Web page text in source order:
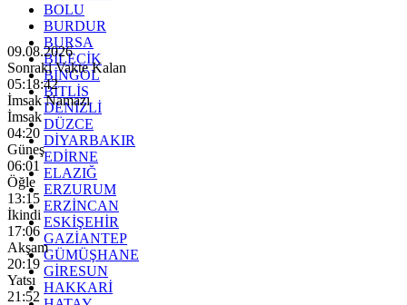
BOLU
BURDUR
BURSA
BİLECİK
BİNGÖL
BİTLİS
DENİZLİ
DÜZCE
DİYARBAKIR
EDİRNE
ELAZIĞ
ERZURUM
ERZİNCAN
ESKİŞEHİR
GAZİANTEP
GÜMÜŞHANE
GİRESUN
HAKKARİ
09.08.2026
Sonraki Vakte Kalan
05:18:40
İmsak Namazı
İmsak
04:20
Güneş
06:01
Öğle
13:15
İkindi
17:06
Akşam
20:19
Yatsı
21:52